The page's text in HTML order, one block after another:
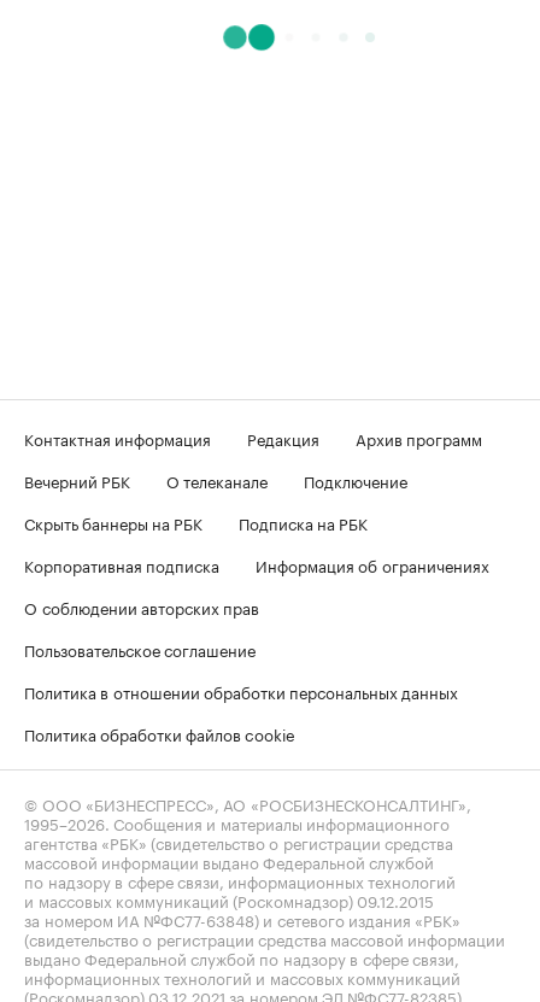
Контактная информация Редакция
Архив программ
Вечерний РБК
О телеканале
Подключение
Скрыть баннеры на РБК
Подписка на РБК
Корпоративная подписка
Информация об ограничениях
О соблюдении авторских прав
Пользовательское соглашение
Политика в отношении обработки персональных данных
Политика обработки файлов cookie
© ООО «БИЗНЕСПРЕСС», АО «РОСБИЗНЕСКОНСАЛТИНГ»,
1995–2026 . Сообщения и материалы информационного
агентства «РБК» (свидетельство о регистрации средства
массовой информации выдано Федеральной службой
по надзору в сфере связи, информационных технологий
и массовых коммуникаций (Роскомнадзор) 09.12.2015
за номером ИА №ФС77-63848) и сетевого издания «РБК»
(свидетельство о регистрации средства массовой информации
выдано Федеральной службой по надзору в сфере связи,
информационных технологий и массовых коммуникаций
(Роскомнадзор) 03.12.2021 за номером ЭЛ №ФС77-82385)